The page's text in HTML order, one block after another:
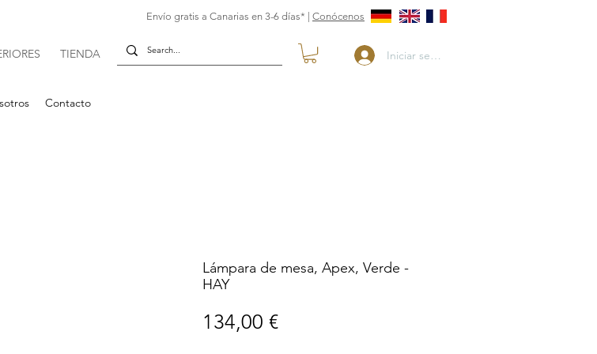
Envío gratis a Canarias en 3-6 días* | Conócenos
TIENDA Iniciar sesión
Contacto
Lámpara de mesa, Apex, Verde -
HAY
134,00 €Precio